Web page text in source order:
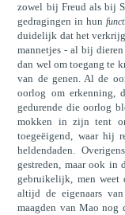
zowel bij Freud als bij
gedragingen in hun
duidelijk dat het
mannetjes - al bij
dan wel om toegang te
van de genen. Al de
oorlog om erkenning,
gedurende die oorlog
mokken in zijn tent
toegeëigend, waar hij
heldendaden.
gestreden, maar ook
gebruikelijk, men weet
altijd de eigenaars
maagden van Mao nog